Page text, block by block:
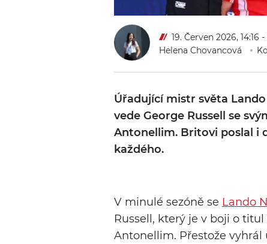
19. Červen 2026, 14:16 -
Helena Chovancová
Úřadující mistr světa
vede George Russell se
Antonellim. Britovi poslal i
každého.
V minulé sezóně se Lando
Russell, který je v boji o
Antonellim. Přestože vyhrál